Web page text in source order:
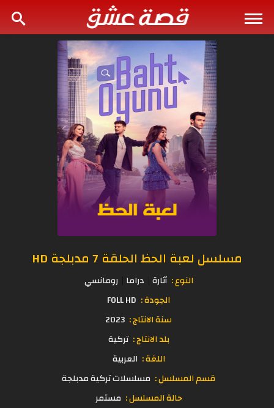
مسلسل لعبة الحظ الحلقة 7 مدبلجة HD
النوع : أثارة دراما رومانسي
الجودة : FOLL HD
سنة الانتاج : 2023
بلد الانتاج : تركية
اللغة : العربية
قسم المسلسل : مسلسلات تركية مدبلجة
حالة المسلسل : مستمر